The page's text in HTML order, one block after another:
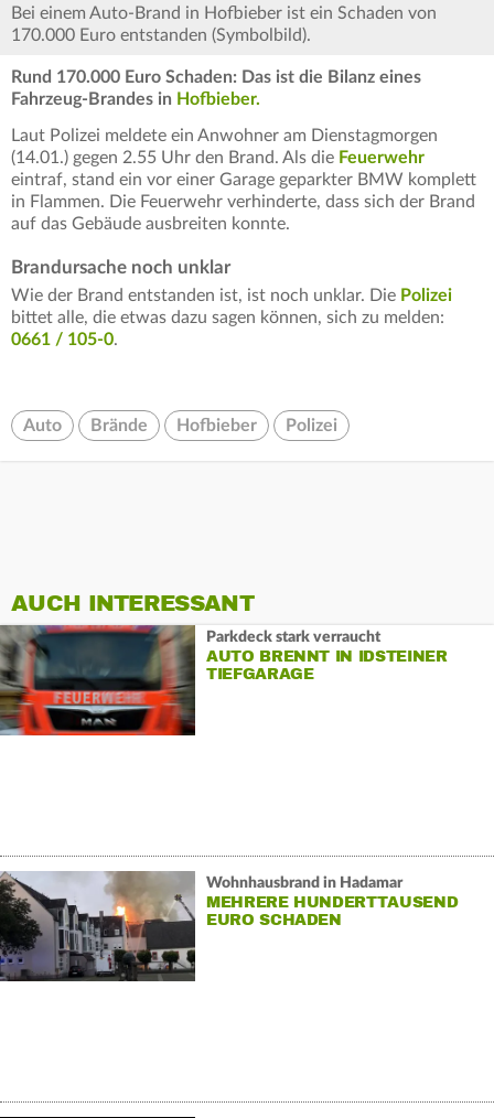
Bei einem Auto-Brand in Hofbieber ist ein Schaden von
170.000 Euro entstanden (Symbolbild).
Rund 170.000 Euro Schaden: Das ist die Bilanz eines
Fahrzeug-Brandes in Hofbieber.
Laut Polizei meldete ein Anwohner am Dienstagmorgen
(14.01.) gegen 2.55 Uhr den Brand. Als die Feuerwehr
eintraf, stand ein vor einer Garage geparkter BMW komplett
in Flammen. Die Feuerwehr verhinderte, dass sich der Brand
auf das Gebäude ausbreiten konnte.
Brandursache noch unklar
Wie der Brand entstanden ist, ist noch unklar. Die Polizei
bittet alle, die etwas dazu sagen können, sich zu melden:
0661 / 105-0.
Auto Brände Hofbieber Polizei
AUCH INTERESSANT
Parkdeck stark verraucht
AUTO BRENNT IN IDSTEINER
TIEFGARAGE
Wohnhausbrand in Hadamar
MEHRERE HUNDERTTAUSEND
EURO SCHADEN